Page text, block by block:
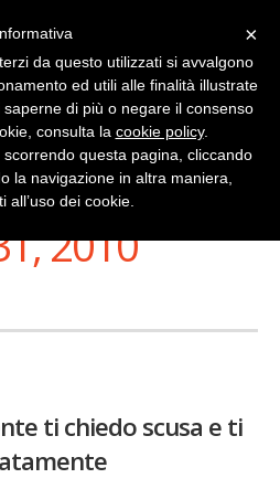
2010
ti chiedo scusa e ti
×
da questo utilizzati si avvalgono
ed utili alle finalità illustrate
di più o negare il consenso
consulta la cookie policy.
questa pagina, cliccando
la navigazione in altra maniera,
all’uso dei cookie.